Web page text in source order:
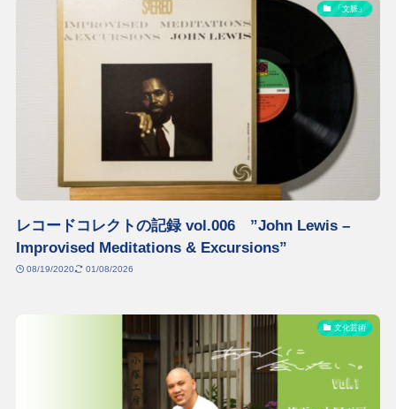
「文脈」
レコードコレクトの記録 vol.006 ”John Lewis –
Improvised Meditations & Excursions”
08/19/2020 01/08/2026
文化芸術